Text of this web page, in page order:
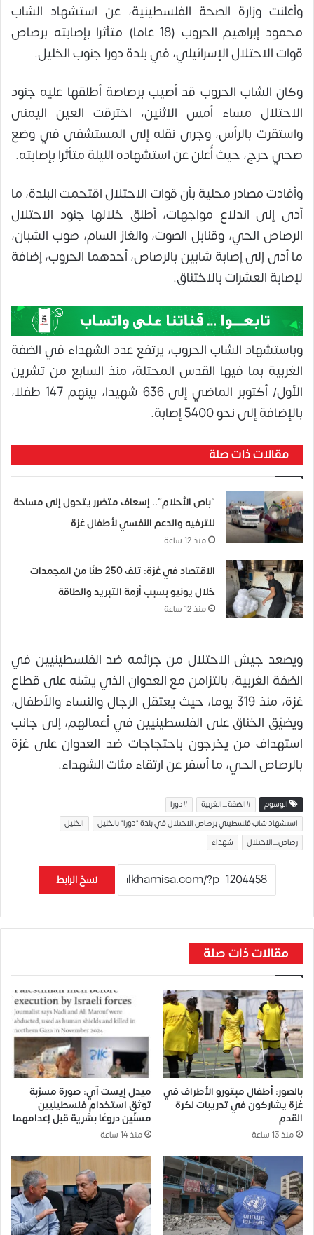
وأعلنت وزارة الصحة الفلسطينية، عن استشهاد الشاب
محمود إبراهيم الحروب (18 عاما) متأثرا بإصابته برصاص
قوات الاحتلال الإسرائيلي، في بلدة دورا جنوب الخليل.
وكان الشاب الحروب قد أصيب برصاصة أطلقها عليه جنود
الاحتلال مساء أمس الاثنين، اخترقت العين اليمنى
واستقرت بالرأس، وجرى نقله إلى المستشفى في وضع
صحي حرج، حيث أُعلن عن استشهاده الليلة متأثرا بإصابته.
وأفادت مصادر محلية بأن قوات الاحتلال اقتحمت البلدة، ما
أدى إلى اندلاع مواجهات، أطلق خلالها جنود الاحتلال
الرصاص الحي، وقنابل الصوت، والغاز السام، صوب الشبان،
ما أدى إلى إصابة شابين بالرصاص، أحدهما الحروب، إضافة
لإصابة العشرات بالاختناق.
وباستشهاد الشاب الحروب، يرتفع عدد الشهداء في الضفة
الغربية بما فيها القدس المحتلة، منذ السابع من تشرين
الأول/ أكتوبر الماضي إلى 636 شهيدا، بينهم 147 طفلا،
بالإضافة إلى نحو 5400 إصابة.
مقالات ذات صلة
“باص الأحلام”.. إسعاف متضرر يتحول إلى مساحة
للترفيه والدعم النفسي لأطفال غزة
منذ 12 ساعة
الاقتصاد في غزة: تلف 250 طنًا من المجمدات
خلال يونيو بسبب أزمة التبريد والطاقة
منذ 12 ساعة
ويصعد جيش الاحتلال من جرائمه ضد الفلسطينيين في
الضفة الغربية، بالتزامن مع العدوان الذي يشنه على قطاع
غزة، منذ 319 يوما، حيث يعتقل الرجال والنساء والأطفال،
ويضيّق الخناق على الفلسطينيين في أعمالهم، إلى جانب
استهداف من يخرجون باحتجاجات ضد العدوان على غزة
بالرصاص الحي، ما أسفر عن ارتقاء مئات الشهداء.
الوسوم #الضفة_الغربية
#دورا
استشهاد شاب فلسطيني برصاص الاحتلال في بلدة "دورا" بالخليل
الخليل
رصاص_الاحتلال
شهداء
نسخ الرابط
مقالات ذات صلة
بالصور: أطفال مبتورو الأطراف في
غزة يشاركون في تدريبات لكرة
القدم
منذ 13 ساعة
ميدل إيست آي: صورة مسرّبة
توثق استخدام فلسطينيين
مسنّين دروعًا بشرية قبل إعدامهما
منذ 14 ساعة